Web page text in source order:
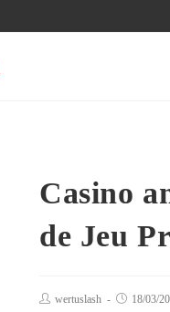
Casino
de Jeu
Postwertuslash
Post18/03/